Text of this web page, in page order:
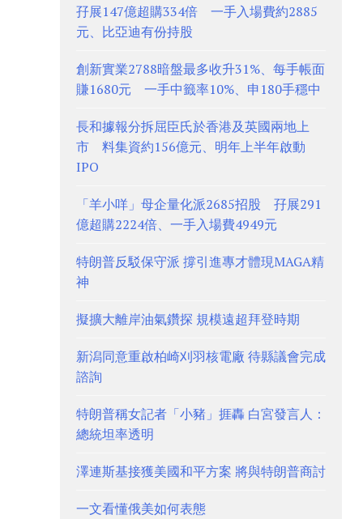
孖展147億超購334倍 一手入場費約2885
元、比亞迪有份持股
創新實業2788暗盤最多收升31%、每手帳面
賺1680元 一手中籤率10%、申180手穩中
長和據報分拆屈臣氏於香港及英國兩地上
市 料集資約156億元、明年上半年啟動
IPO
「羊小咩」母企量化派2685招股 孖展291
億超購2224倍、一手入場費4949元
特朗普反駁保守派 撐引進專才體現MAGA精
神
擬擴大離岸油氣鑽探 規模遠超拜登時期
新潟同意重啟柏崎刈羽核電廠 待縣議會完成
諮詢
特朗普稱女記者「小豬」捱轟 白宮發言人：
總統坦率透明
澤連斯基接獲美國和平方案 將與特朗普商討
一文看懂俄美如何表態